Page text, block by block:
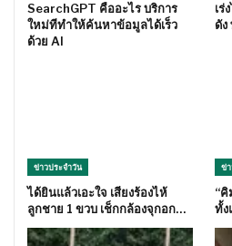
SearchGPT คืออะไร บริการ
ใหม่ทีทำให้ค้นหาข้อมูลได้เร็ว
ด้วย AI
เร่
ดัง
ข่าวประจำวัน
ได้ยินแล้วเอะใจ เสียงร้องไห้
ลูกชาย 1 ขวบ เช็กกล้องจุกอก…
ข่า
“คิ
ทั้